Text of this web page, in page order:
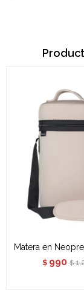
Matera en
$ 990 $